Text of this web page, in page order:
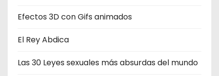
Efectos 3D con Gifs animados
El Rey Abdica
Las 30 Leyes sexuales más absurdas del mundo